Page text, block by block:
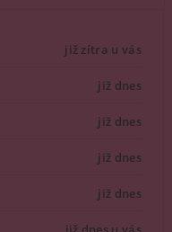
již zítra u vás
již dnes
již dnes
již dnes
již dnes